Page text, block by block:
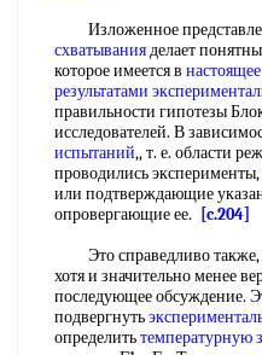
Изложенное
схватыванияделает
которое имеется в
результатами
правильности гипотезы
исследователей. В
испытаний,, т. е. области
проводились эксперименты,
или подтверждающие
опровергающие ее.
[c.204]
Это справедливо также,
хотя и значительно менее
последующее обсуждение.
подвергнуть
определитьтемпературную